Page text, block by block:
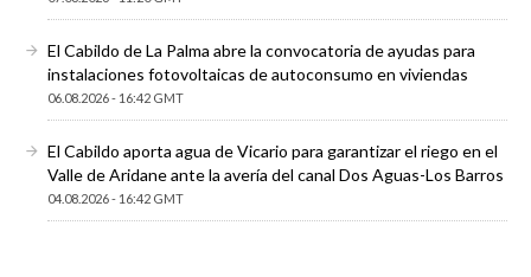
El Cabildo de La Palma abre la convocatoria de ayudas para
instalaciones fotovoltaicas de autoconsumo en viviendas
06.08.2026 - 16:42 GMT
El Cabildo aporta agua de Vicario para garantizar el riego en el
Valle de Aridane ante la avería del canal Dos Aguas-Los Barros
04.08.2026 - 16:42 GMT